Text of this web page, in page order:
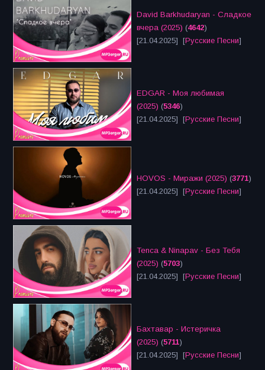
David Barkhudaryan - Сладкое
вчера (2025) (4642)
[21.04.2025] [Русские Песни]
EDGAR - Моя любимая
(2025) (5346)
[21.04.2025] [Русские Песни]
HOVOS - Миражи (2025) (3771)
[21.04.2025] [Русские Песни]
Tenca & Ninapav - Без Тебя
(2025) (5703)
[21.04.2025] [Русские Песни]
Бахтавар - Истеричка
(2025) (5711)
[21.04.2025] [Русские Песни]